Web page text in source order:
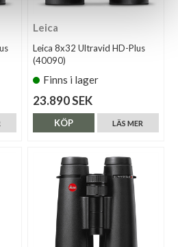
Leica
Leica 8x32 Ultravid HD-Plus
(40090)
Finns i lager
23.890 SEK
LÄS MER
KÖP